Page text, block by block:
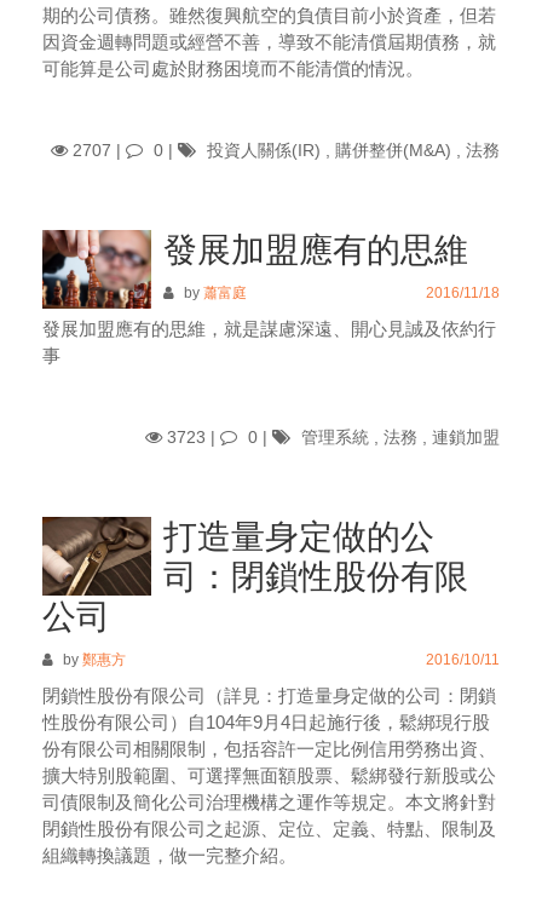
期的公司債務。雖然復興航空的負債目前小於資產，但若
因資金週轉問題或經營不善，導致不能清償屆期債務，就
可能算是公司處於財務困境而不能清償的情況。
2707 | 0 | 投資人關係(IR) 購併整併(M&A) 法務
發展加盟應有的思維
by 蕭富庭 2016/11/18
發展加盟應有的思維，就是謀慮深遠、開心見誠及依約行
事
3723 | 0 | 管理系統 法務 連鎖加盟
打造量身定做的公
司：閉鎖性股份有限
公司
by 鄭惠方 2016/10/11
閉鎖性股份有限公司（詳見：打造量身定做的公司：閉鎖
性股份有限公司）自104年9月4日起施行後，鬆綁現行股
份有限公司相關限制，包括容許一定比例信用勞務出資、
擴大特別股範圍、可選擇無面額股票、鬆綁發行新股或公
司債限制及簡化公司治理機構之運作等規定。本文將針對
閉鎖性股份有限公司之起源、定位、定義、特點、限制及
組織轉換議題，做一完整介紹。